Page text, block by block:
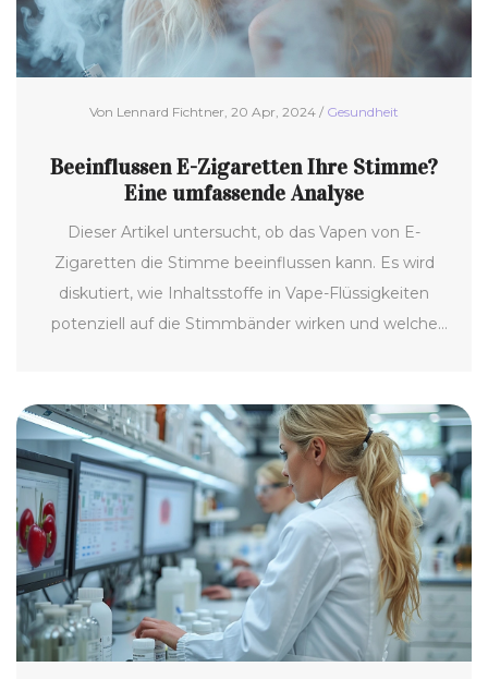
Von Lennard Fichtner, 20 Apr, 2024 / Gesundheit
Beeinflussen E-Zigaretten Ihre Stimme?
Eine umfassende Analyse
Dieser Artikel untersucht, ob das Vapen von E-
Zigaretten die Stimme beeinflussen kann. Es wird
diskutiert, wie Inhaltsstoffe in Vape-Flüssigkeiten
potenziell auf die Stimmbänder wirken und welche
Empfehlungen für eine gesündere Nutzung von E-
Zigaretten werden ebenfalls bereitgestellt.